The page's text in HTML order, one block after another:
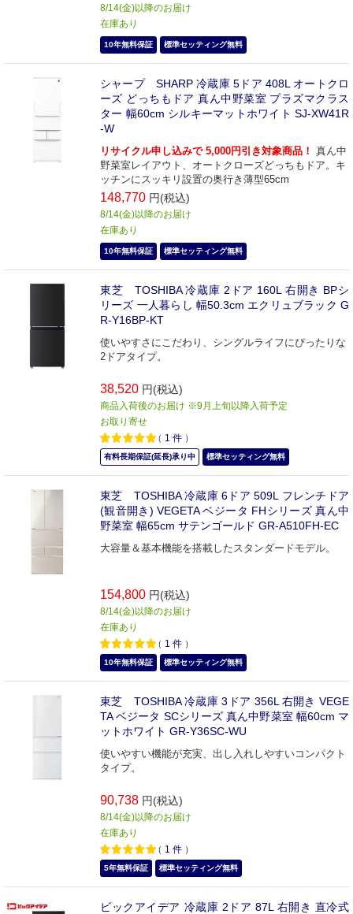
8/14(金)以降のお届け
在庫あり
10年無料保証 標準セッティング無料
シャープ SHARP 冷蔵庫 5ドア 408L オートクロ
ーズ どっちもドア 真ん中野菜室 プラズマクラス
ター 幅60cm シルキーマットホワイト SJ-XW41R
-W
リサイクル申し込みで 5,000円引き対象商品！ 真ん中
野菜室レイアウト、オートクローズどっちもドア。キ
ッチンにスッキリ設置の奥行き薄型65cm
148,770 円(税込)
8/14(金)以降のお届け
在庫あり
10年無料保証 標準セッティング無料
東芝 TOSHIBA 冷蔵庫 2ドア 160L 右開き BPシ
リーズ 一人暮らし 幅50.3cm エクリュブラック G
R-Y16BP-KT
使いやすさにこだわり、シングルライフにぴったりな
2ドアタイプ。
38,520 円(税込)
商品入荷後のお届け ※9月上旬以降入荷予定
お取り寄せ
（ 1 件 ）
有料長期保証(延長)承り中 標準セッティング無料
東芝 TOSHIBA 冷蔵庫 6ドア 509L フレンチドア
(観音開き) VEGETA ベジータ FHシリーズ 真ん中
野菜室 幅65cm サテンゴールド GR-A510FH-EC
大容量＆基本機能を搭載したスタンダードモデル。
154,800 円(税込)
8/14(金)以降のお届け
在庫あり
（ 1 件 ）
10年無料保証 標準セッティング無料
東芝 TOSHIBA 冷蔵庫 3ドア 356L 右開き VEGE
TA ベジータ SCシリーズ 真ん中野菜室 幅60cm マ
ットホワイト GR-Y36SC-WU
使いやすい機能が充実、出し入れしやすいコンパクト
タイプ。
90,738 円(税込)
8/14(金)以降のお届け
在庫あり
（ 1 件 ）
5年無料保証 標準セッティング無料
ビックアイデア 冷蔵庫 2ドア 87L 右開き 直冷式